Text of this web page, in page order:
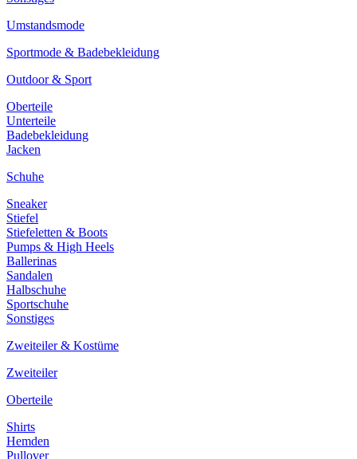
Umstandsmode
Sportmode & Badebekleidung
Outdoor & Sport
Oberteile
Unterteile
Badebekleidung
Jacken
Schuhe
Sneaker
Stiefel
Stiefeletten & Boots
Pumps & High Heels
Ballerinas
Sandalen
Halbschuhe
Sportschuhe
Sonstiges
Zweiteiler & Kostüme
Zweiteiler
Oberteile
Shirts
Hemden
Pullover